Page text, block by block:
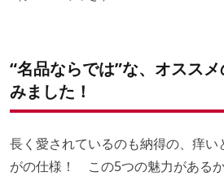
“名品ならでは”な、オスス
みました！
長く愛されているのも納得の、痒い
がの仕様！ この5つの魅力がある